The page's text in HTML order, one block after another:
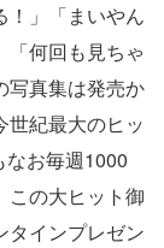
！」「まいやん
「何回も見ちゃ
写真集は発売か
世紀最大のヒッ
なお毎週1000
この大ヒット御
タインプレゼン